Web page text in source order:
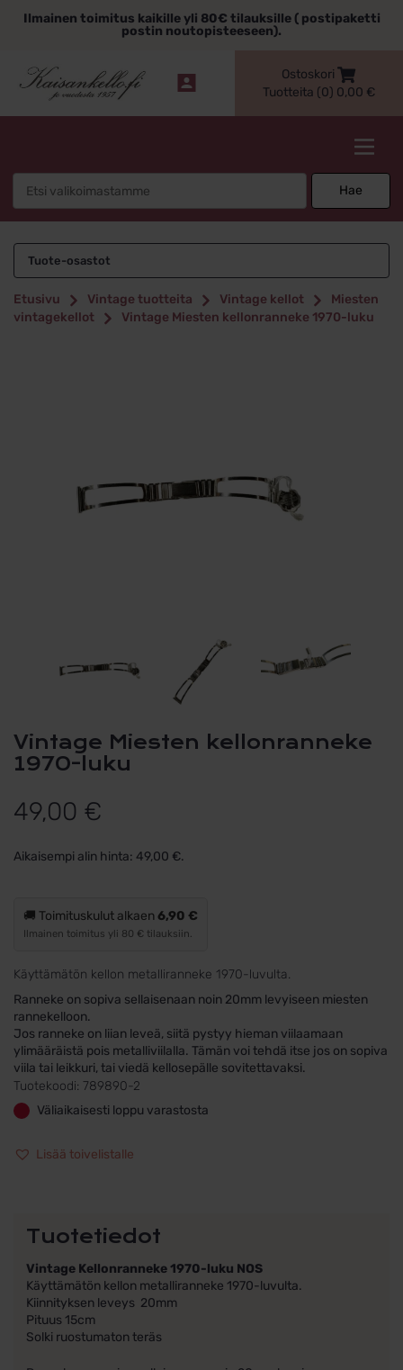
sisältöönIlmainen toimitus kaikille yli 80€ tilauksille ( postipaketti
postin noutopisteeseen).
Ostoskori
Tuotteita (0) 0,00 €
Hae
Tuote-osastot
Etusivu Vintage tuotteita Vintage kellot
Miesten
vintagekellot
Vintage Miesten kellonranneke 1970-luku
Vintage Miesten kellonranneke
1970-luku
49,00 €
Aikaisempi alin hinta: 49,00 €.
🚚 Toimituskulut alkaen6,90 €
Ilmainen toimitus yli 80 € tilauksiin.
Käyttämätön kellon metalliranneke 1970-luvulta.
Ranneke on sopiva sellaisenaan noin 20mm levyiseen miesten
rannekelloon.
Jos ranneke on liian leveä, siitä pystyy hieman viilaamaan
ylimääräistä pois metalliviilalla. Tämän voi tehdä itse jos on sopiva
viila tai leikkuri, tai viedä kellosepälle sovitettavaksi.
Tuotekoodi: 789890-2
Väliaikaisesti loppu varastosta
Lisää toivelistalle
Tuotetiedot
Vintage Kellonranneke 1970-luku NOS
Käyttämätön kellon metalliranneke 1970-luvulta.
Kiinnityksen leveys 20mm
Pituus 15cm
Solki ruostumaton teräs